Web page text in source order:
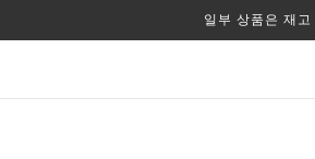
일부 상품은 재